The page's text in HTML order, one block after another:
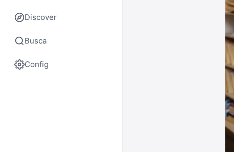
Discover
Busca
Config